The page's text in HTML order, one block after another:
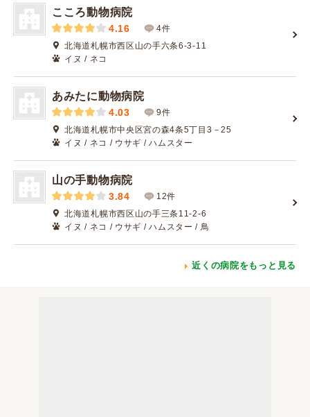
こころ動物病院
4.16
4件
北海道札幌市西区山の手六条6-3-11
イヌ / ネコ
あみたに動物病院
4.03
9件
北海道札幌市中央区宮の森4条5丁目3－25
イヌ / ネコ / ウサギ / ハムスター
山の手動物病院
3.84
12件
北海道札幌市西区山の手三条11-2-6
イヌ / ネコ / ウサギ / ハムスター / 鳥
近くの病院をもっと見る